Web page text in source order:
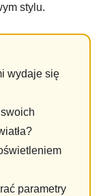
stylu.
wydaje się
parametry